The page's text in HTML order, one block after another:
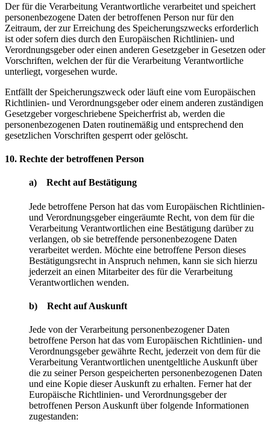
Der für die Verarbeitung Verantwortliche verarbeitet und speichert
personenbezogene Daten der betroffenen Person nur für den
Zeitraum, der zur Erreichung des Speicherungszwecks erforderlich
ist oder sofern dies durch den Europäischen Richtlinien- und
Verordnungsgeber oder einen anderen Gesetzgeber in Gesetzen oder
Vorschriften, welchen der für die Verarbeitung Verantwortliche
unterliegt, vorgesehen wurde.
Entfällt der Speicherungszweck oder läuft eine vom Europäischen
Richtlinien- und Verordnungsgeber oder einem anderen zuständigen
Gesetzgeber vorgeschriebene Speicherfrist ab, werden die
personenbezogenen Daten routinemäßig und entsprechend den
gesetzlichen Vorschriften gesperrt oder gelöscht.
10. Rechte der betroffenen Person
a) Recht auf Bestätigung
Jede betroffene Person hat das vom Europäischen Richtlinien-
und Verordnungsgeber eingeräumte Recht, von dem für die
Verarbeitung Verantwortlichen eine Bestätigung darüber zu
verlangen, ob sie betreffende personenbezogene Daten
verarbeitet werden. Möchte eine betroffene Person dieses
Bestätigungsrecht in Anspruch nehmen, kann sie sich hierzu
jederzeit an einen Mitarbeiter des für die Verarbeitung
Verantwortlichen wenden.
b) Recht auf Auskunft
Jede von der Verarbeitung personenbezogener Daten
betroffene Person hat das vom Europäischen Richtlinien- und
Verordnungsgeber gewährte Recht, jederzeit von dem für die
Verarbeitung Verantwortlichen unentgeltliche Auskunft über
die zu seiner Person gespeicherten personenbezogenen Daten
und eine Kopie dieser Auskunft zu erhalten. Ferner hat der
Europäische Richtlinien- und Verordnungsgeber der
betroffenen Person Auskunft über folgende Informationen
zugestanden: